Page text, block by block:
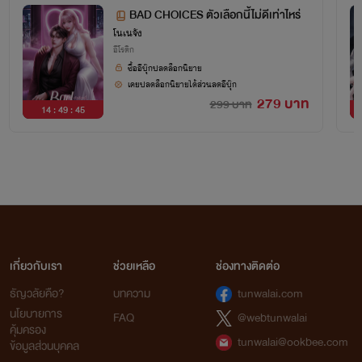
©ห้ามคัดลอก หรือดัดแปลง
ลิขสิทธิ์เป็นของผู้สร้างสรรค์แต่เพียงผู้เดียว และเป็นของบริษัท โนเนจัง จำกัด
การเผยแพร่ ทำซ้ำ ดัดแปลงที่ไม่ได้รับอนุญาตแม้แต่บรรทัดเดียว
มาตรา15 27 31
มีโทษปรับตั้งแต่ 100,000 - 800,000 บาท หรือ
14 : 49 : 45
BAD CHOICES ตัวเลือกนี้ไม่ดีเท่าไหร่
โนเนจัง
อีโรติก
299 บาท 279 บาท
ซื้ออีบุ๊กปลดล็อกนิยาย
เคยปลดล็อกนิยายได้ส่วนลดอีบุ๊ก
เกี่ยวกับเรา
ธัญวลัยคือ?
นโยบายการ
คุ้มครอง
ข้อมูลส่วนบุคคล
ช่วยเหลือ
บทความ
FAQ
ช่องทางติดต่อ
tunwalai.com
@webtunwalai
tunwalai@ookbee.com